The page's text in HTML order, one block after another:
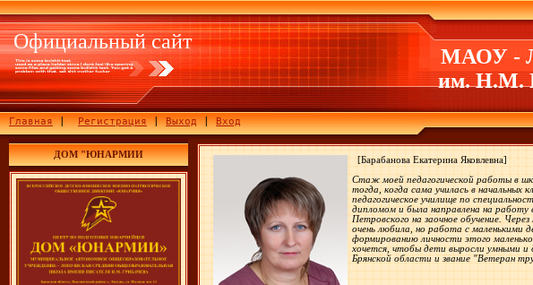
Официальный сайт
Главная |Регистрация|Выход|Вход
МАОУ -
им. Н.М.
ДОМ "ЮНАРМИИ
[Барабанова Екатерина Яковлевна]
Стаж моей педагогической работы в
тогда, когда сама училась в начальных
педагогическое училище по
дипломом и была направлена на работу
Петровского на заочное обучение.
очень любила, но работа с маленькими
формированию личности этого
хочется, чтобы дети выросли умными
Брянской области и звание "Ветеран